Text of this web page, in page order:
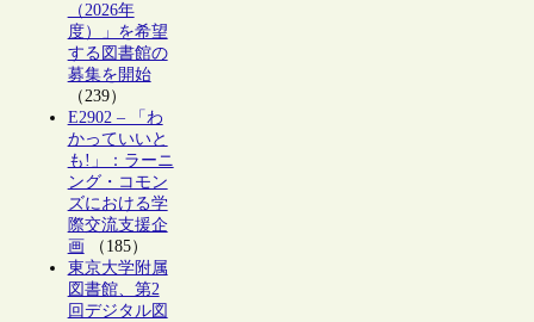
（2026年
度）」を希望
する図書館の
募集を開始
（239）
E2902 – 「わ
かっていいと
も!」：ラーニ
ング・コモン
ズにおける学
際交流支援企
画 （185）
東京大学附属
図書館、第2
回デジタル図